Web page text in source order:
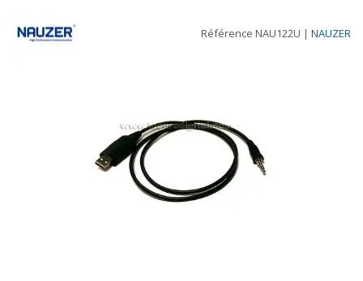
Référence NAU122U | NAUZER